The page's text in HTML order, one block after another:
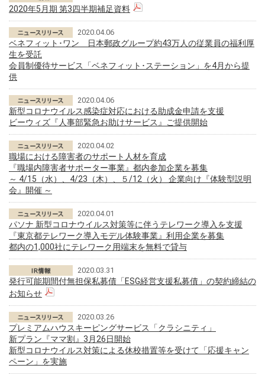
2020年5月期 第3四半期補足資料
2020.04.06
ベネフィット･ワン 日本郵政グループ約43万人の従業員の福利厚
生を受託
会員制優待サービス「ベネフィット･ステーション」を4月から提
供
2020.04.06
新型コロナウイルス感染症対応における助成金申請を支援
ビーウィズ『人事部緊急お助けサービス』ご提供開始
2020.04.02
職場における障害者のサポート人材を育成
『職場内障害者サポーター事業』都内参加企業を募集
～ 4/15（水）、4/23（木）、５/12（火） 企業向け『体験型説明
会』開催 ～
2020.04.01
パソナ 新型コロナウイルス対策等に伴うテレワーク導入を支援
『東京都テレワーク導入モデル体験事業』利用企業を募集
都内の1,000社にテレワーク用端末を無料で貸与
2020.03.31
発行可能期間付無担保私募債「ESG経営支援私募債」の契約締結の
お知らせ
2020.03.26
プレミアムハウスキーピングサービス「クラシニティ」
新プラン『ママ割』3月26日開始
新型コロナウイルス対策による休校措置等を受けて「応援キャン
ペーン」を実施